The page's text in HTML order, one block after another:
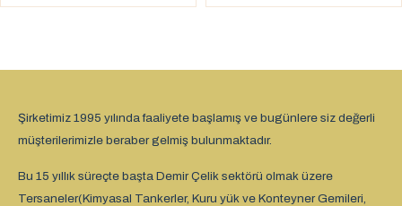
Şirketimiz 1995 yılında faaliyete başlamış ve bugünlere siz değerli
müşterilerimizle beraber gelmiş bulunmaktadır.
Bu 15 yıllık süreçte başta Demir Çelik sektörü olmak üzere
Tersaneler(Kimyasal Tankerler, Kuru yük ve Konteyner Gemileri,